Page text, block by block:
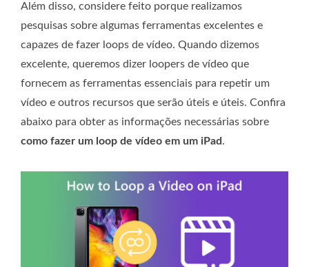
Além disso, considere feito porque realizamos
pesquisas sobre algumas ferramentas excelentes e
capazes de fazer loops de vídeo. Quando dizemos
excelente, queremos dizer loopers de vídeo que
fornecem as ferramentas essenciais para repetir um
vídeo e outros recursos que serão úteis e úteis. Confira
abaixo para obter as informações necessárias sobre
como fazer um loop de vídeo em um iPad .